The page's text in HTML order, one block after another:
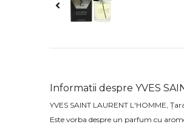
Informatii despre YVES
YVES SAINT LAURENT L'HOMME,
Este vorba despre un parfum cu